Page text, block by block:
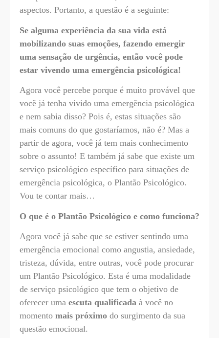
aspectos. Portanto, a questão é a seguinte:
Se alguma experiência da sua vida está
mobilizando suas emoções, fazendo emergir
uma sensação de urgência, então você pode
estar vivendo uma emergência psicológica!
Agora você percebe porque é muito provável que
você já tenha vivido uma emergência psicológica
e nem sabia disso? Pois é, estas situações são
mais comuns do que gostaríamos, não é? Mas a
partir de agora, você já tem mais conhecimento
sobre o assunto! E também já sabe que existe um
serviço psicológico específico para situações de
emergência psicológica, o Plantão Psicológico.
Vou te contar mais…
O que é o Plantão Psicológico e como funciona?
Agora você já sabe que se estiver sentindo uma
emergência emocional como angustia, ansiedade,
tristeza, dúvida, entre outras, você pode procurar
um Plantão Psicológico. Esta é uma modalidade
de serviço psicológico que tem o objetivo de
oferecer uma escuta qualificada à você no
momento mais próximo do surgimento da sua
questão emocional.